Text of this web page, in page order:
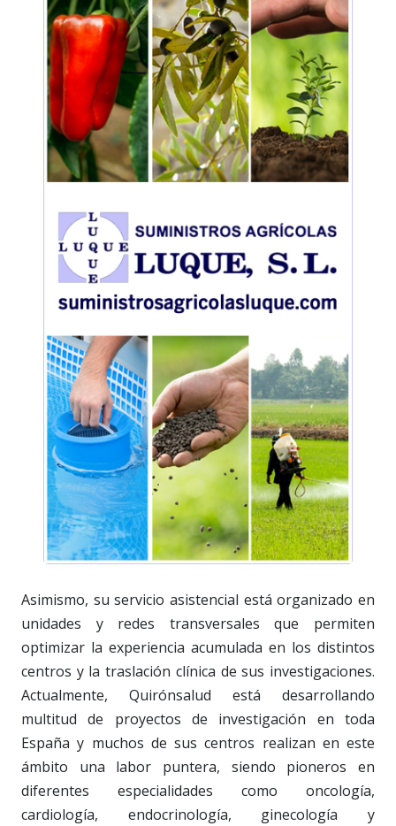
Asimismo, su servicio asistencial está organizado en
unidades y redes transversales que permiten
optimizar la experiencia acumulada en los distintos
centros y la traslación clínica de sus investigaciones.
Actualmente, Quirónsalud está desarrollando
multitud de proyectos de investigación en toda
España y muchos de sus centros realizan en este
ámbito una labor puntera, siendo pioneros en
diferentes especialidades como oncología,
cardiología, endocrinología, ginecología y